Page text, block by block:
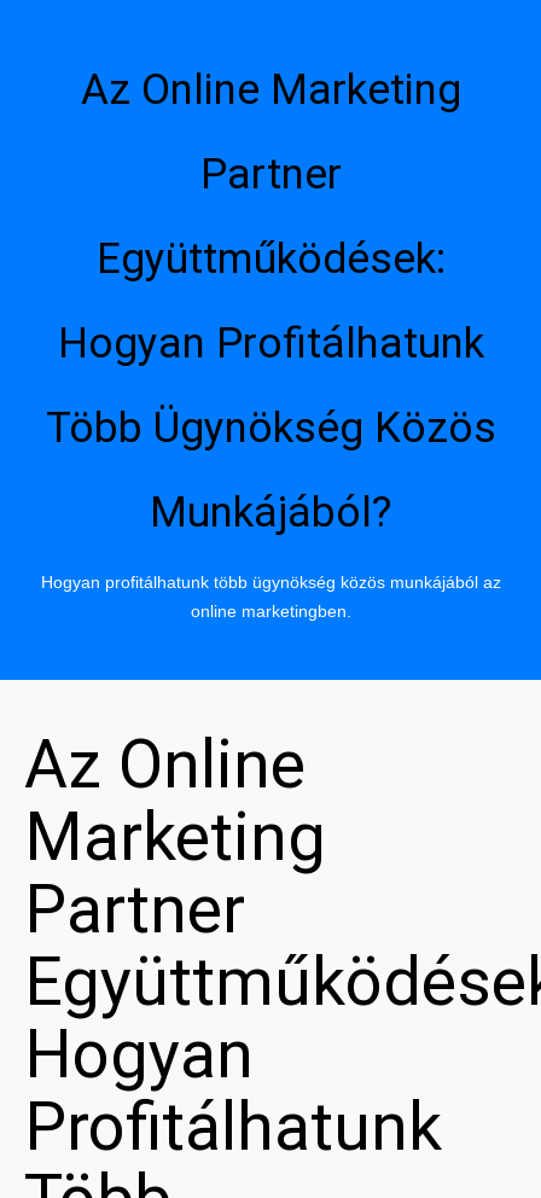
Az Online Marketing
Partner
Együttműködések:
Hogyan Profitálhatunk
Több Ügynökség Közös
Munkájából?
Hogyan profitálhatunk több ügynökség közös munkájából az
online marketingben.
Az Online
Marketing
Partner
Hogyan
Profitálhatunk